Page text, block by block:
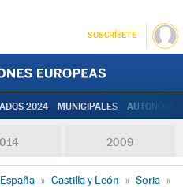
SUSCRÍBETE
2024 MUNICIPALES
2009
» Castilla y León » Soria »